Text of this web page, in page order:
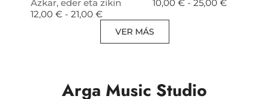
Azkar, eder eta zikin
12,00 € - 21,00 €
10,00 € - 25,00 €
VER MÁS
Arga Music Studio